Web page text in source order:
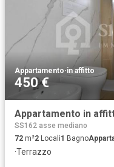
Appartamento·in affitto
450 €
Appartamento in
SS162 asse mediano
72 m²2 Locali1 Bagno
·Terrazzo